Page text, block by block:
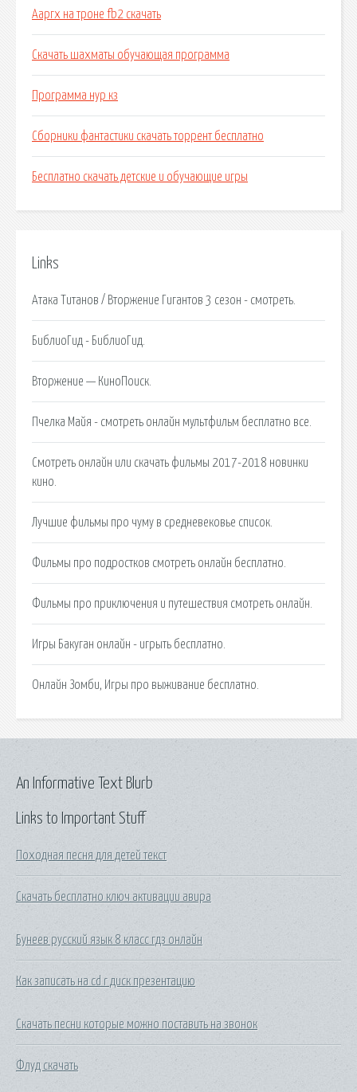
Ааргх на троне fb2 скачать
Скачать шахматы обучающая программа
Программа нур кз
Сборники фантастики скачать торрент бесплатно
Бесплатно скачать детские и обучающие игры
Links
Атака Титанов / Вторжение Гигантов 3 сезон - смотреть.
БиблиоГид - БиблиоГид.
Вторжение — КиноПоиск.
Пчелка Майя - смотреть онлайн мультфильм бесплатно все.
Смотреть онлайн или скачать фильмы 2017-2018 новинки
кино.
Лучшие фильмы про чуму в средневековье список.
Фильмы про подростков смотреть онлайн бесплатно.
Фильмы про приключения и путешествия смотреть онлайн.
Игры Бакуган онлайн - игрыть бесплатно.
Онлайн Зомби, Игры про выживание бесплатно.
Links to Important Stuff
Походная песня для детей текст
Скачать бесплатно ключ активации авира
Бунеев русский язык 8 класс гдз онлайн
Как записать на cd r диск презентацию
Скачать песни которые можно поставить на звонок
Флуд скачать
An Informative Text Blurb